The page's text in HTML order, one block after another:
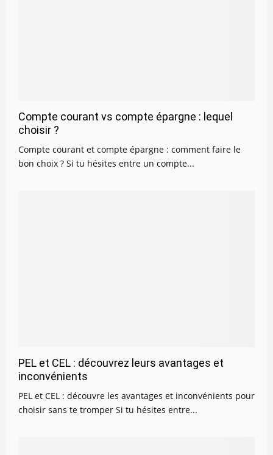
Compte courant vs compte épargne : lequel
choisir ?
Compte courant et compte épargne : comment faire le
bon choix ? Si tu hésites entre un compte...
PEL et CEL : découvrez leurs avantages et
inconvénients
PEL et CEL : découvre les avantages et inconvénients pour
choisir sans te tromper Si tu hésites entre...